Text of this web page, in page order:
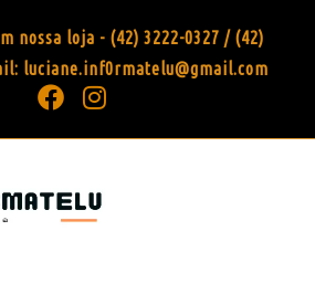
nossa loja - (42) 3222-0327 / (42)
luciane.inf0rmatelu@gmail.com